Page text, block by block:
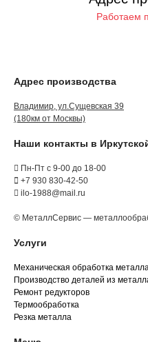
Работаем
Адрес производства
Владимир, ул.Сущевская 39
(180км от Москвы)
Наши контакты в
Пн-Пт с 9-00 до 18-00
+7 930 830-42-50
ilo-1988@mail.ru
© МеталлСервис —
Услуги
Механическая обработка
Производство деталей из
Ремонт редукторов
Термообработка
Резка металла